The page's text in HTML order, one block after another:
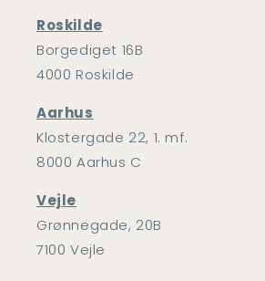
Roskilde
Borgediget 16B
4000 Roskilde
Aarhus
Klostergade 22, 1. mf.
8000 Aarhus C
Vejle
Grønnegade, 20B
7100 Vejle